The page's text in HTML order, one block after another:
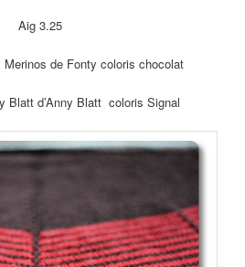
Aig 3.25
Merinos de Fonty coloris chocolat
Blatt d’Anny Blatt coloris Signal